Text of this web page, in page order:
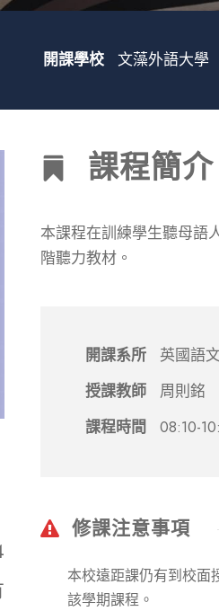
開課學校 文藻外語大學
課程簡介
本課程在訓練學生聽母語
階聽力教材。
開課系所 英國語
授課教師
周則銘
課程時間
08:10-
修課注意事項
本校遠距課仍有到校面
該學期課程。